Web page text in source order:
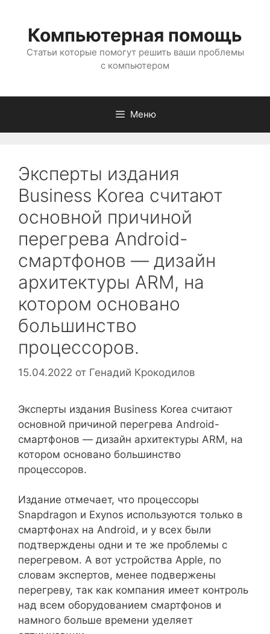
содержимому
Компьютерная помощь
Статьи которые помогут решить ваши проблемы
с компьютером
Меню
Эксперты издания
Business Korea считают
основной причиной
перегрева Android-
смартфонов — дизайн
архитектуры ARM, на
котором основано
большинство
процессоров.
15.04.2022 от Генадий Крокодилов
Эксперты издания Business Korea считают
основной причиной перегрева Android-
смартфонов — дизайн архитектуры ARM, на
котором основано большинство
процессоров.
Издание отмечает, что процессоры
Snapdragon и Exynos используются только в
смартфонах на Android, и у всех были
подтверждены одни и те же проблемы с
перегревом. А вот устройства Apple, по
словам экспертов, менее подвержены
перегреву, так как компания имеет контроль
над всем оборудованием смартфонов и
намного больше времени уделяет